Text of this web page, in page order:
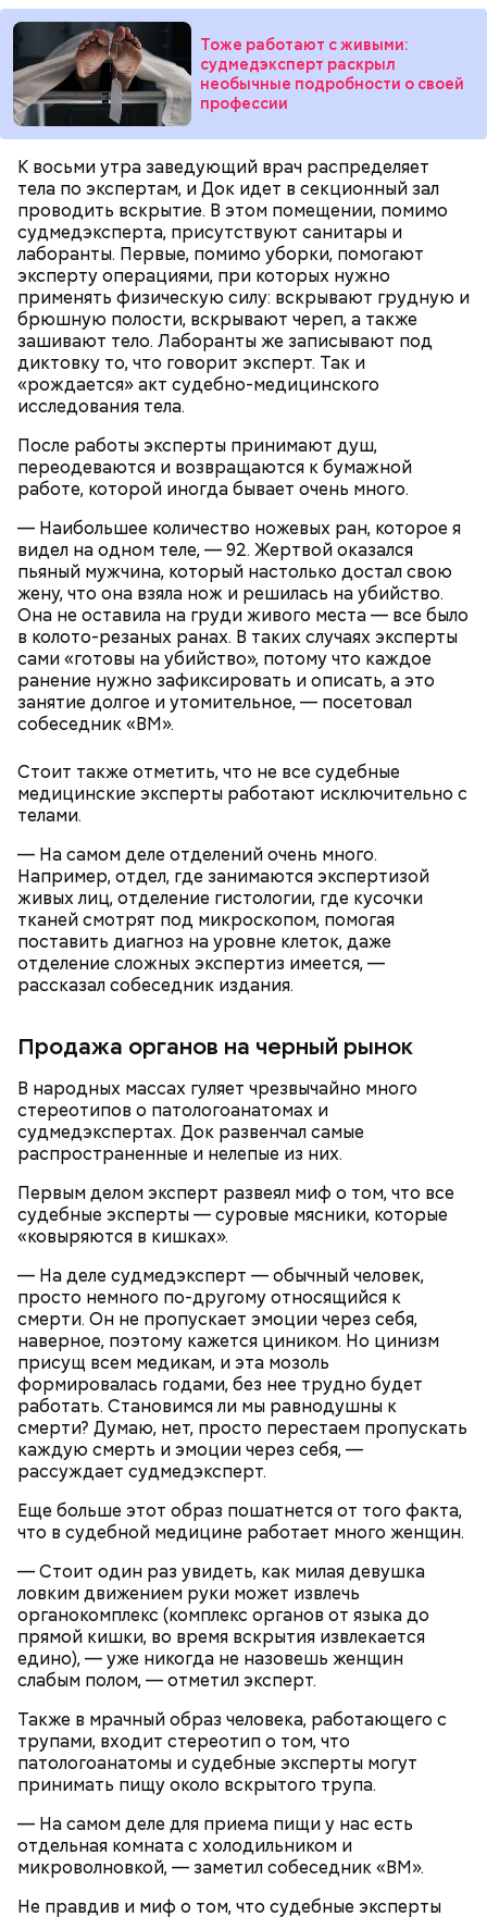
Тоже работают с живыми:
судмедэксперт раскрыл
необычные подробности о своей
профессии
К восьми утра заведующий врач распределяет
тела по экспертам, и Док идет в секционный зал
проводить вскрытие. В этом помещении, помимо
судмедэксперта, присутствуют санитары и
лаборанты. Первые, помимо уборки, помогают
эксперту операциями, при которых нужно
применять физическую силу: вскрывают грудную и
брюшную полости, вскрывают череп, а также
зашивают тело. Лаборанты же записывают под
диктовку то, что говорит эксперт. Так и
«рождается» акт судебно-медицинского
исследования тела.
После работы эксперты принимают душ,
переодеваются и возвращаются к бумажной
работе, которой иногда бывает очень много.
— Наибольшее количество ножевых ран, которое я
видел на одном теле, — 92. Жертвой оказался
пьяный мужчина, который настолько достал свою
жену, что она взяла нож и решилась на убийство.
Она не оставила на груди живого места — все было
в колото-резаных ранах. В таких случаях эксперты
сами «готовы на убийство», потому что каждое
ранение нужно зафиксировать и описать, а это
занятие долгое и утомительное, — посетовал
собеседник «ВМ».
Стоит также отметить, что не все судебные
медицинские эксперты работают исключительно с
телами.
— На самом деле отделений очень много.
Например, отдел, где занимаются экспертизой
живых лиц, отделение гистологии, где кусочки
тканей смотрят под микроскопом, помогая
поставить диагноз на уровне клеток, даже
отделение сложных экспертиз имеется, —
рассказал собеседник издания.
Продажа органов на черный рынок
В народных массах гуляет чрезвычайно много
стереотипов о патологоанатомах и
судмедэкспертах. Док развенчал самые
распространенные и нелепые из них.
Первым делом эксперт развеял миф о том, что все
судебные эксперты — суровые мясники, которые
«ковыряются в кишках».
— На деле судмедэксперт — обычный человек,
просто немного по-другому относящийся к
смерти. Он не пропускает эмоции через себя,
наверное, поэтому кажется циником. Но цинизм
присущ всем медикам, и эта мозоль
формировалась годами, без нее трудно будет
работать. Становимся ли мы равнодушны к
смерти? Думаю, нет, просто перестаем пропускать
каждую смерть и эмоции через себя, —
рассуждает судмедэксперт.
Еще больше этот образ пошатнется от того факта,
что в судебной медицине работает много женщин.
— Стоит один раз увидеть, как милая девушка
ловким движением руки может извлечь
органокомплекс (комплекс органов от языка до
прямой кишки, во время вскрытия извлекается
едино), — уже никогда не назовешь женщин
слабым полом, — отметил эксперт.
Также в мрачный образ человека, работающего с
трупами, входит стереотип о том, что
патологоанатомы и судебные эксперты могут
принимать пищу около вскрытого трупа.
— На самом деле для приема пищи у нас есть
отдельная комната с холодильником и
микроволновкой, — заметил собеседник «ВМ».
Не правдив и миф о том, что судебные эксперты
А в лесах Шатурского округа Московской области
грибники все чаще стали находить мутинус
Равенеля. Это гриб, который также известен как
сморчок вонючий или веселка вонючая. Мутинус
и в последние годы он стал все чаще встречаться в
Опасные виды грибов хорошо маскируются под
съедобные, поэтому неопытным людям очень
сложнораспознать ложный гриб. Как отличить
съедобные грибы от ядовитых — в материале «ВМ».
— Заранее предсказать, как объект себя поведет,
Однако если молния все же взорвется, то это
может привести к тому, что человек получит ожоги
или загорится помещение, предупредил эксперт.
— Бояться шаровых молний не надо, важно
сохранять спокойствие. Обычная молния — это
серьезно, особенно если находитесь в воде, около
высоких зданий и предметов, около деревьев, —
отметил ученый.
Он также рассказал, что появление шаровых
молний не редкость и в Москве.
— Особенно с мая по август. Столкнуться с
явлением можно и осенью, но вероятность уже
ниже. Август — основное время. Оно совпадает с
максимальной активностью гроз: конец июля —
начало августа, — добавил Бычков.
Также «Вечерняя Москва» узнала у экспертов,
правильно вести себя во время грозыи как помочь
человеку, в которого ударила молния.